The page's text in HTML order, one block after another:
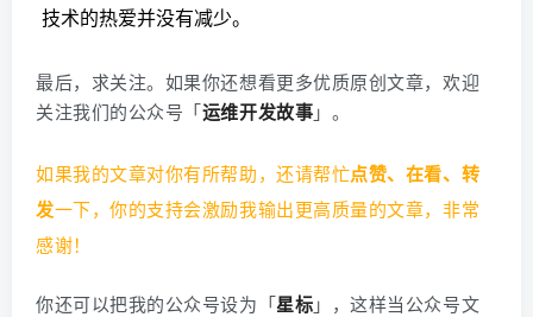
技术的热爱并没有减少。
最后，求关注。 如果你还想看更多优质原创文章，欢迎
关注我们的公众号「运维开发故事 」。
如果我的文章对你有所帮助，还请帮忙点赞、在看、转
发一下，你的支持会激励我输出更高质量的文章，非常
感谢！
你还可以把我的公众号设为「星标 」，这样当公众号文